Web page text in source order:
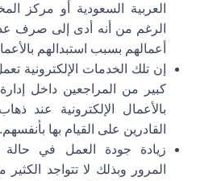
العربية السعودية أو مركز
الرغم من أنه أدى إلى صرف
أعمالهم بسبب استبدالهم
إن تلك الخدمات الإلكترونية
كبير من المراجعين داخل إدارة
بالأعمال الإلكترونية عند
القادرين على القيام بها بأنفسهم.
زيادة جودة العمل في حالة
المرور
وبذلك لا تتواجد